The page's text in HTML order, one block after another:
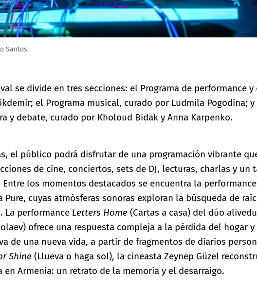
Santos
se divide en tres secciones: el Programa de performance y
el Programa musical, curado por Ludmila Pogodina; y
y debate, curado por Kholoud Bidak y Anna Karpenko.
el público podrá disfrutar de una programación vibrante
de cine, conciertos, sets de DJ, lecturas, charlas y un
los momentos destacados se encuentra la
cuyas atmósferas sonoras exploran la búsqueda de
La performance Letters Home (Cartas a casa) del dúo
ofrece una respuesta compleja a la pérdida del hogar y
de una nueva vida, a partir de fragmentos de diarios
Shine (Llueva o haga sol), la cineasta Zeynep Güzel
Armenia: un retrato de la memoria y el desarraigo.